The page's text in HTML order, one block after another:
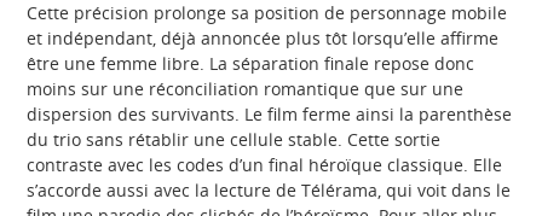
Cette précision prolonge sa position de personnage mobile
et indépendant, déjà annoncée plus tôt lorsqu’elle affirme
être une femme libre. La séparation finale repose donc
moins sur une réconciliation romantique que sur une
dispersion des survivants. Le film ferme ainsi la parenthèse
du trio sans rétablir une cellule stable. Cette sortie
contraste avec les codes d’un final héroïque classique. Elle
s’accorde aussi avec la lecture de Télérama, qui voit dans le